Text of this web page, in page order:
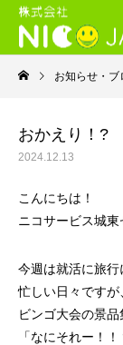
お知らせ・ブ
おかえり！?
2024.12.13
こんにちは！
ニコサービス城
今週は就活に旅
忙しい日々ですが
ビンゴ大会の景
「なにそれー！